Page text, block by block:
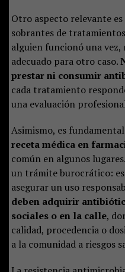
Otro aspecto relevante
sobrantes de
alguien funcionó una vez,
adecuado para otro caso.
prestar ni consumir
cada tratamiento
una evaluación
Asimismo, es fundamental
receta médica en
común en algunos
un trámite burocrático:
asegurar un uso
deben adquirir
sociales o en la calle,
calidad, procedencia o
a la comunidad a riesgos